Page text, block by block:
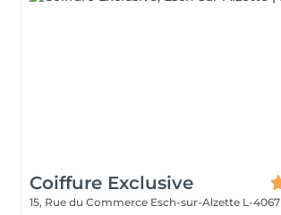
Coiffure Exclusive
15, Rue du Commerce Esch-sur-Alzette L-4067